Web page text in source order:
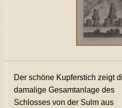
Der schöne Kupferstich zeigt
damalige Gesamtanlage des
Schlosses von der Sulm aus